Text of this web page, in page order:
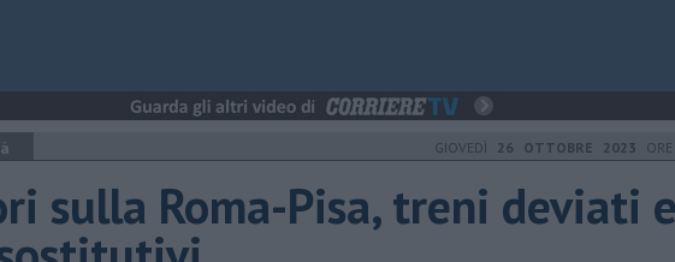
GIOVEDÌ 26 OTTOBRE 2023
sulla Roma-Pisa, treni deviati e